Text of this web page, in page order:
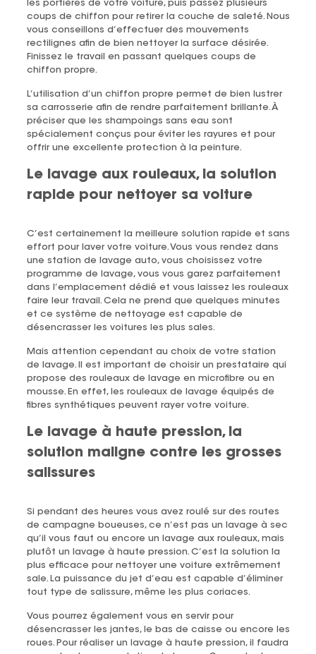
les portières de votre voiture, puis passez plusieurs
coups de chiffon pour retirer la couche de saleté. Nous
vous conseillons d’effectuer des mouvements
rectilignes afin de bien nettoyer la surface désirée.
Finissez le travail en passant quelques coups de
chiffon propre.
L’utilisation d’un chiffon propre permet de bien lustrer
sa carrosserie afin de rendre parfaitement brillante. À
préciser que les shampoings sans eau sont
spécialement conçus pour éviter les rayures et pour
offrir une excellente protection à la peinture.
Le lavage aux rouleaux, la solution
rapide pour nettoyer sa voiture
C’est certainement la meilleure solution rapide et sans
effort pour laver votre voiture. Vous vous rendez dans
une station de lavage auto, vous choisissez votre
programme de lavage, vous vous garez parfaitement
dans l’emplacement dédié et vous laissez les rouleaux
faire leur travail. Cela ne prend que quelques minutes
et ce système de nettoyage est capable de
désencrasser les voitures les plus sales.
Mais attention cependant au choix de votre station
de lavage. Il est important de choisir un prestataire qui
propose des rouleaux de lavage en microfibre ou en
mousse. En effet, les rouleaux de lavage équipés de
fibres synthétiques peuvent rayer votre voiture.
Le lavage à haute pression, la
solution maligne contre les grosses
salissures
Si pendant des heures vous avez roulé sur des routes
de campagne boueuses, ce n’est pas un lavage à sec
qu’il vous faut ou encore un lavage aux rouleaux, mais
plutôt un lavage à haute pression. C’est la solution la
plus efficace pour nettoyer une voiture extrêmement
sale. La puissance du jet d’eau est capable d’éliminer
tout type de salissure, même les plus coriaces.
Vous pourrez également vous en servir pour
désencrasser les jantes, le bas de caisse ou encore les
roues. Pour réaliser un lavage à haute pression, il faudra